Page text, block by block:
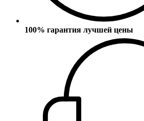
100% гарантия лучшей цены